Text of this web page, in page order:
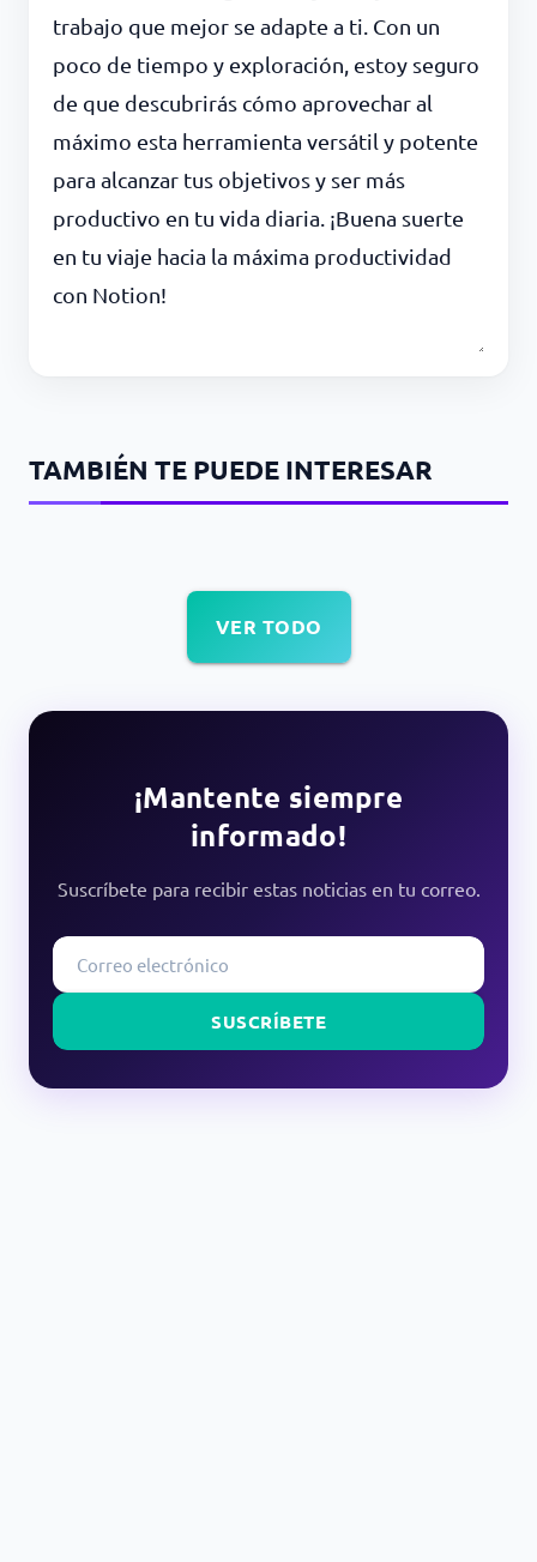
trabajo que mejor se adapte a ti. Con un
poco de tiempo y exploración, estoy seguro
de que descubrirás cómo aprovechar al
máximo esta herramienta versátil y potente
para alcanzar tus objetivos y ser más
productivo en tu vida diaria. ¡Buena suerte
en tu viaje hacia la máxima productividad
con Notion!
TAMBIÉN TE PUEDE INTERESAR
VER TODO
¡Mantente siempre
informado!
Suscríbete para recibir estas noticias en tu correo.
SUSCRÍBETE